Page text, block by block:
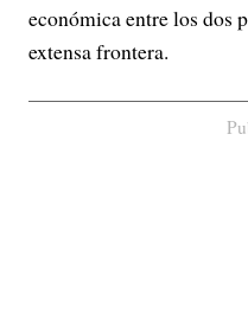
económica entre los dos
extensa frontera.